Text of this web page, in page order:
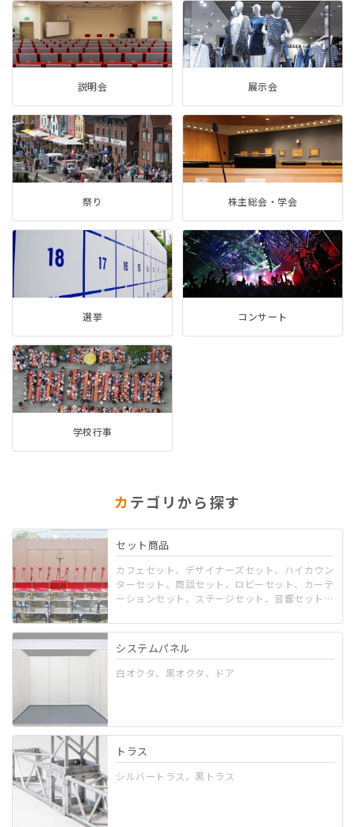
説明会 展示会
祭り 株主総会・学会
選挙 コンサート
学校行事
カテゴリから探す
セット商品
カフェセット、デザイナーズセット、ハイカウン
ターセット、商談セット、ロビーセット、カーテ
ーションセット、ステージセット、音響セット、
ット、ディスプレイセット
システムパネル
白オクタ、黒オクタ、ドア
トラス
シルバートラス、黒トラス